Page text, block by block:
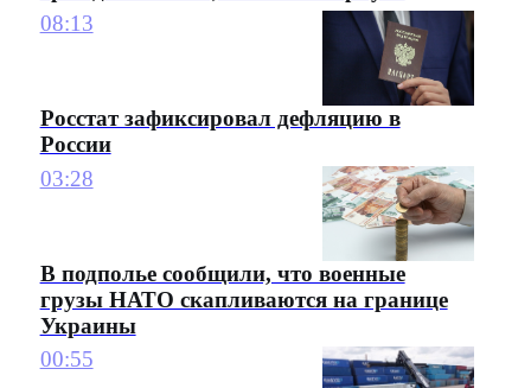
08:13
Росстат зафиксировал дефляцию в
России
03:28
В подполье сообщили, что военные
грузы НАТО скапливаются на границе
Украины
00:55